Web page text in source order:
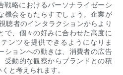
戦略におけるパーソナライゼーシ
機会をもたらすでしょう。企業が
聴者のインタラクションからより
で、個々の好みに合わせた高度に
ンツを提供できるようになりま
ションへの動きは、消費者の広告
受動的な観察からブランドとの積
と考えられます。